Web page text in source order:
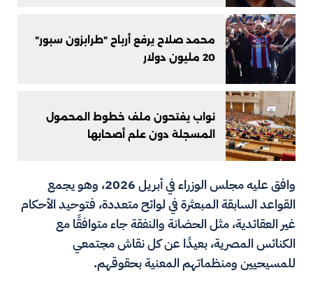
محمد صلاح يرفع أرباح "طرابزون سبور"
20 مليون دولار
نواب يفتحون ملف خطوط المحمول
المسجلة دون علم أصحابها
وافق عليه مجلس الوزراء في أبريل 2026، وهو يجمع
القواعد السابقة المبعثرة في لوائح متعددة، فتوحيد الأحكام
غير العقائدية، مثل الحضانة والنفقة جاء متوافقًا مع
الكنائس المصرية، بعيدًا عن كل نقاش مجتمعي
للمسيحيين ومنظماتهم المعنية بحقوقهم.